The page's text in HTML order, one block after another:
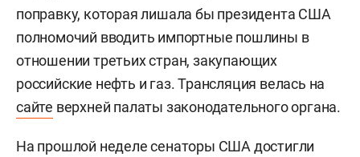
поправку, которая лишала бы президента США
полномочий вводить импортные пошлины в
отношении третьих стран, закупающих
российские нефть и газ. Трансляция велась на
сайте верхней палаты законодательного органа.
На прошлой неделе сенаторы США достигли